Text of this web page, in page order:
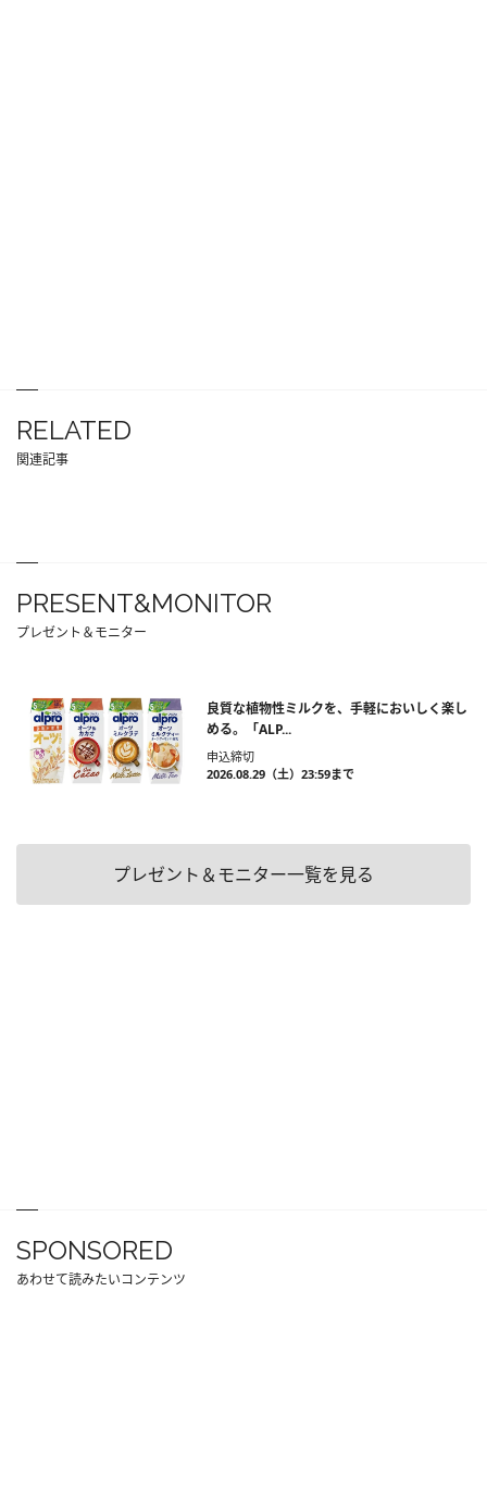
RELATED
関連記事
PRESENT&MONITOR
プレゼント＆モニター
良質な植物性ミルクを、手軽においしく楽し
める。「ALP...
申込締切
2026.08.29（土）23:59まで
プレゼント＆モニター一覧を見る
SPONSORED
あわせて読みたいコンテンツ